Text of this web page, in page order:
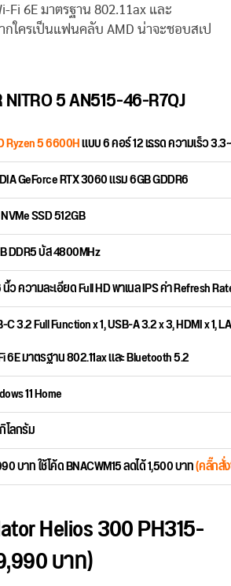
Fi 6E มาตรฐาน 802.11ax และ
กใครเป็นแฟนคลับ AMD น่าจะชอบสเป
5 AN515-46-R7QJ
Ryzen 5 6600Hแบบ 6 คอร์ 12 เธรด ความเร็ว
GeForce RTX 3060 แรม 6GB GDDR6
SSD 512GB
DDR5 บัส 4800MHz
ว ความละเอียด Full HD พาเนล IPS ค่า Refresh
C 3.2 Full Function x 1, USB-A 3.2 x 3, HDMI x 1,
6E มาตรฐาน 802.11ax และ Bluetooth 5.2
11 Home
โลกรัม
บาท ใช้โค้ด BNACWM15 ลดได้ 1,500 บาท(คลิ๊กสั่
Helios 300 PH315-
บาท)